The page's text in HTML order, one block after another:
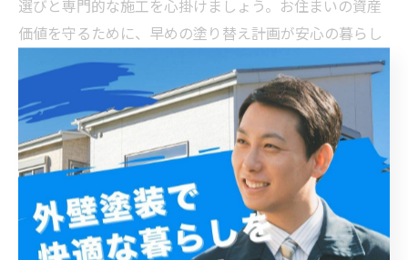
選びと専門的な施工を心掛けましょう。お住まいの資産
価値を守るために、早めの塗り替え計画が安心の暮らし
につながります。
リフォーム成功の秘訣！流山市で安心して外壁塗装を
任せるには？
流山市にお住まいの方にとって、外壁塗装と屋根塗装は
住まいを守る重要なメンテナンスです。流山市の気候